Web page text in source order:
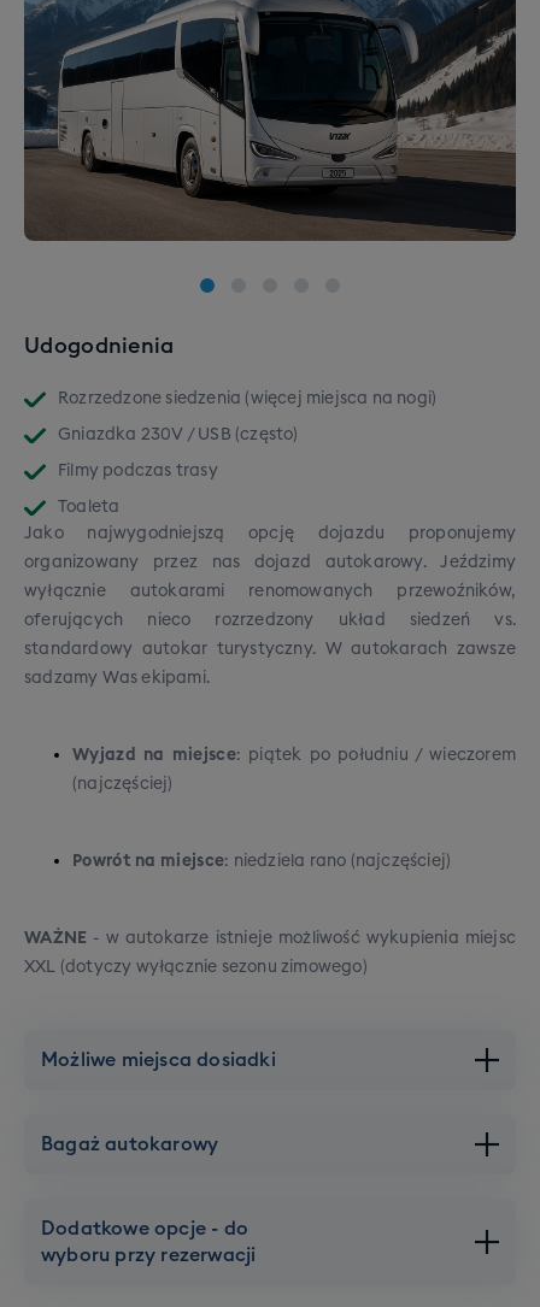
Udogodnienia
Rozrzedzone siedzenia (więcej miejsca na nogi)
Gniazdka 230V / USB (często)
Filmy podczas trasy
Toaleta
Jako najwygodniejszą opcję dojazdu proponujemy
organizowany przez nas dojazd autokarowy. Jeździmy
wyłącznie autokarami renomowanych przewoźników,
oferujących nieco rozrzedzony układ siedzeń vs.
standardowy autokar turystyczny. W autokarach zawsze
sadzamy Was ekipami.
Wyjazd na miejsce: piątek po południu / wieczorem
(najczęściej)
Powrót na miejsce: niedziela rano (najczęściej)
WAŻNE - w autokarze istnieje możliwość wykupienia miejsc
XXL (dotyczy wyłącznie sezonu zimowego)
Możliwe miejsca dosiadki
Brak dopłat,Dojazd
Łódź
Brak dopłat,Dojazd
Bagaż autokarowy
Bagaż podręczny
Dodatkowe opcje - do
wyboru przy rezerwacji